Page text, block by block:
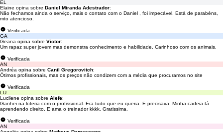
EL
Elaine opina sobre Daniel Miranda Adestrador:
Não fechamos ainda o serviço, mais o contato com o Daniel , foi impecável. Está de parabéns,
mto atencioso.
Verificada
GA
Geana opina sobre Victor:
Um rapaz super jovem mas demonstra conhecimento e habilidade. Carinhoso com os animais.
Verificada
AN
Andréa opina sobre Canil Gregorovitch:
Ótimos profissionais, mas os preços não condizem com a média que procuramos no site
Verificada
LU
Lucilene opina sobre Alefe:
Ganhei na loteria com o profissional. Era tudo que eu queria. E precisava. Minha cadeia tá
aprendendo direito. E ama o treinador kkkk. Gratissima.
Verificada
AN